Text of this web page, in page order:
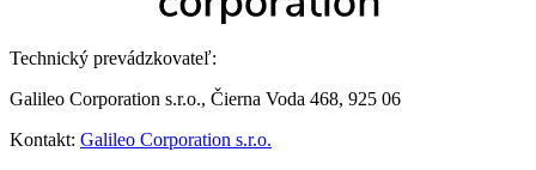
Technický prevádzkovateľ:
Galileo Corporation s.r.o., Čierna Voda 468, 925 06
Kontakt: Galileo Corporation s.r.o.